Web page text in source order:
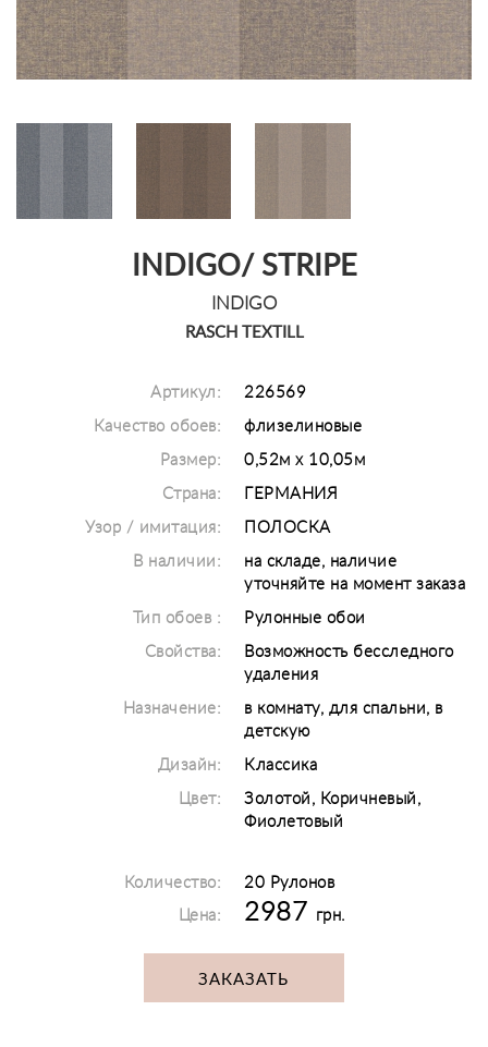
INDIGO/ STRIPE
INDIGO
RASCH TEXTILL
Артикул: 226569
Качество обоев: флизелиновые
Размер: 0,52м х 10,05м
Страна: ГЕРМАНИЯ
Узор / имитация: ПОЛОСКА
В наличии:
на складе, наличие
уточняйте на момент заказа
Тип обоев : Рулонные обои
Свойства:
Возможность бесследного
удаления
Назначение:
в комнату, для спальни, в
детскую
Дизайн: Классика
Цвет:
Золотой, Коричневый,
Фиолетовый
Количество:
20 Рулонов
Цена:
2987 грн.
ЗАКАЗАТЬ